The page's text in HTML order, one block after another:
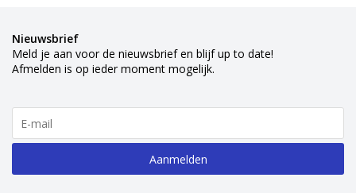
Nieuwsbrief
Meld je aan voor de nieuwsbrief en blijf up to date!
Afmelden is op ieder moment mogelijk.
Aanmelden